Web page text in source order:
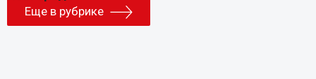
Еще в рубрике